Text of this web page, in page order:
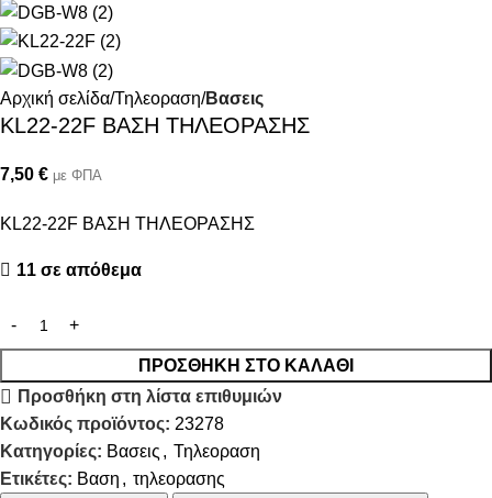
Αρχική σελίδα Τηλεοραση Βασεις
KL22-22F BAΣΗ ΤΗΛΕΟΡΑΣΗΣ
7,50 € με ΦΠΑ
KL22-22F BAΣΗ ΤΗΛΕΟΡΑΣΗΣ
11 σε απόθεμα
ΠΡΟΣΘΉΚΗ ΣΤΟ ΚΑΛΆΘΙ
Προσθήκη στη λίστα επιθυμιών
Κωδικός προϊόντος: 23278
Κατηγορίες: Βασεις , Τηλεοραση
Ετικέτες: Βαση , τηλεορασης